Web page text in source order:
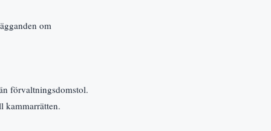
om
förvaltningsdomstol.
kammarrätten.